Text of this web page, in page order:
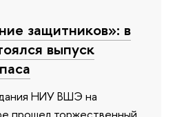
защитников»: в
выпуск
НИУ ВШЭ на